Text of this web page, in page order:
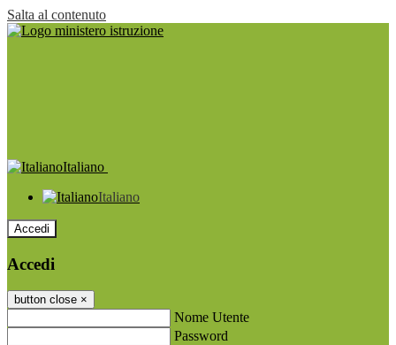
Salta al contenuto
Italiano
Italiano
Accedi
Accedi
button close ×
Nome Utente
Password